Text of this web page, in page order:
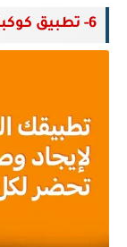
6- تطبيق كوكباد (Cookpad)